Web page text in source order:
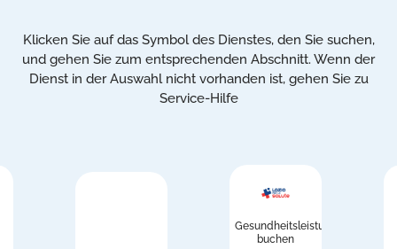
Klicken Sie auf das Symbol des Dienstes, den Sie suchen,
und gehen Sie zum entsprechenden Abschnitt. Wenn der
Dienst in der Auswahl nicht vorhanden ist, gehen Sie zu
Service-Hilfe
Gesundheitsleistungen
buchen